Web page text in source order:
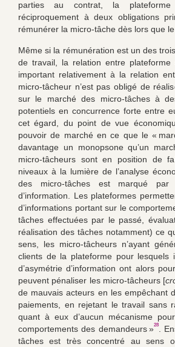
parties au contrat, la plateforme
réciproquement à deux obligations
rémunérer la micro-tâche dès lors que
Même si la rémunération est un des
de travail, la relation entre
important relativement à la relation
micro-tâcheur n’est pas obligé de
sur le marché des micro-tâches à
potentiels en concurrence forte entre
cet égard, du point de vue
pouvoir de marché en ce que le «
davantage un monopsone qu’un
micro-tâcheurs sont en position de
niveaux à la lumière de l’analyse
des micro-tâches est marqué par
d’information. Les plateformes
d’informations portant sur le
tâches effectuées par le passé,
réalisation des tâches notamment) ce
sens, les micro-tâcheurs n’ayant
clients de la plateforme pour lesquels
d’asymétrie d’information ont alors
peuvent pénaliser les micro-tâcheurs [
de mauvais acteurs en les empêchant
paiements, en rejetant le travail
quant à eux d’aucun mécanisme
comportements des demandeurs »28.
tâches est très concentré au sens